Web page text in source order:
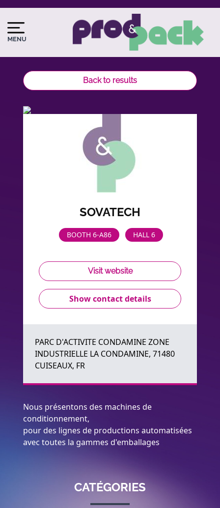
Skip
main
content
MENU
Image
du
logo
Image
Back to results
SOVATECH
BOOTH 6-A86 HALL 6
Visit website
Show contact details
PARC D'ACTIVITE CONDAMINE ZONE
INDUSTRIELLE LA CONDAMINE, 71480
CUISEAUX, FR
Nous présentons des machines de
conditionnement,
pour des lignes de productions automatisées
avec toutes la gammes d'emballages
CATÉGORIES